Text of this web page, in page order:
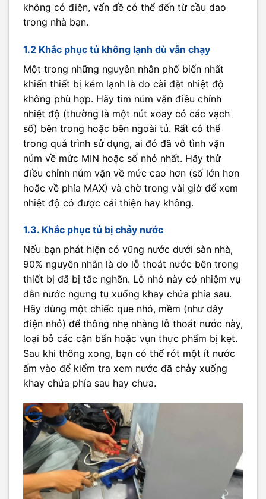
không có điện, vấn đề có thể đến từ cầu dao
trong nhà bạn.
1.2 Khắc phục tủ không lạnh dù vẫn chạy
Một trong những nguyên nhân phổ biến nhất
khiến thiết bị kém lạnh là do cài đặt nhiệt độ
không phù hợp. Hãy tìm núm vặn điều chỉnh
nhiệt độ (thường là một nút xoay có các vạch
số) bên trong hoặc bên ngoài tủ. Rất có thể
trong quá trình sử dụng, ai đó đã vô tình vặn
núm về mức MIN hoặc số nhỏ nhất. Hãy thử
điều chỉnh núm vặn về mức cao hơn (số lớn hơn
hoặc về phía MAX) và chờ trong vài giờ để xem
nhiệt độ có được cải thiện hay không.
1.3. Khắc phục tủ bị chảy nước
Nếu bạn phát hiện có vũng nước dưới sàn nhà,
90% nguyên nhân là do lỗ thoát nước bên trong
thiết bị đã bị tắc nghẽn. Lỗ nhỏ này có nhiệm vụ
dẫn nước ngưng tụ xuống khay chứa phía sau.
Hãy dùng một chiếc que nhỏ, mềm (như dây
điện nhỏ) để thông nhẹ nhàng lỗ thoát nước này,
loại bỏ các cặn bẩn hoặc vụn thực phẩm bị kẹt.
Sau khi thông xong, bạn có thể rót một ít nước
ấm vào để kiểm tra xem nước đã chảy xuống
khay chứa phía sau hay chưa.